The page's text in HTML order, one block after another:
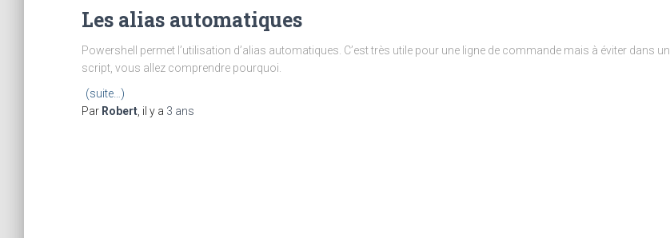
Les alias automatiques
Powershell permet l’utilisation d’alias automatiques. C’est très utile pour une ligne de commande mais à éviter dans un
script, vous allez comprendre pourquoi.
(suite…)
Par Robert , il y a 3 ans